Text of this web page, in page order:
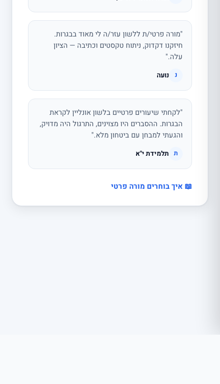
"מורה פרטי/ת ללשון עזר/ה לי מאוד בבגרות.
חיזקנו דקדוק, ניתוח טקסטים וכתיבה — הציון
עלה."
נ נועה
"לקחתי שיעורים פרטיים בלשון אונליין לקראת
הבגרות. ההסברים היו מצוינים, התרגול היה מדויק,
והגעתי למבחן עם ביטחון מלא."
ת תלמידת י"א
📖 איך בוחרים מורה פרטי